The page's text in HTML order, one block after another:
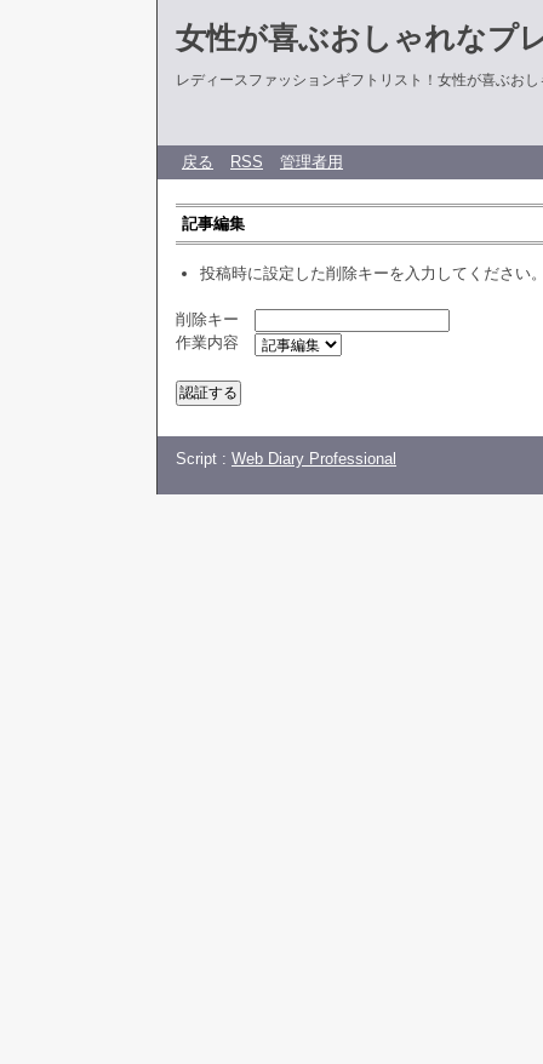
女性が喜ぶおしゃれなプ
レディースファッションギフトリスト！女性が喜ぶお
戻る RSS 管理者用
記事編集
投稿時に設定した削除キーを入力してください
削除キー
作業内容
Script : Web Diary Professional